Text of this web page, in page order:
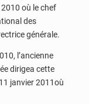
où le chef
des
générale.
l’ancienne
dirigea cette
janvier 2011où